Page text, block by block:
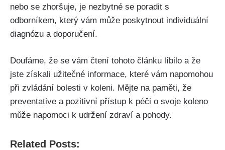
nebo se⁢ zhoršuje, je nezbytné se poradit ‍s‍
odborníkem, který vám může poskytnout individuální
diagnózu a doporučení.
Doufáme, že se vám čtení tohoto článku líbilo a že
jste získali užitečné informace, které vám napomohou
při zvládání‌ bolesti v koleni. Mějte na paměti, že
preventative a pozitivní přístup k péči o svoje koleno
může napomoci k udržení zdraví a pohody. ‌
Related Posts: